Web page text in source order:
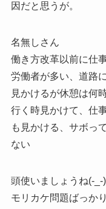
因だと思うが。
名無しさん
働き方改革以前に仕
労働者が多い、道路
見かけるが休憩は何
行く時見かけて、仕
も見かける、サボっ
ない
頭使いましょうね(-_-)
モリカケ問題ばっか